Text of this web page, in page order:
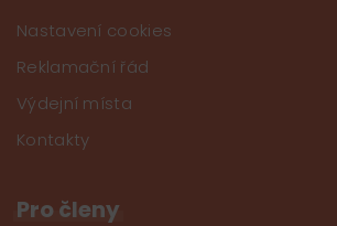
Nastavení cookies
Reklamační řád
Výdejní místa
Kontakty
Pro členy